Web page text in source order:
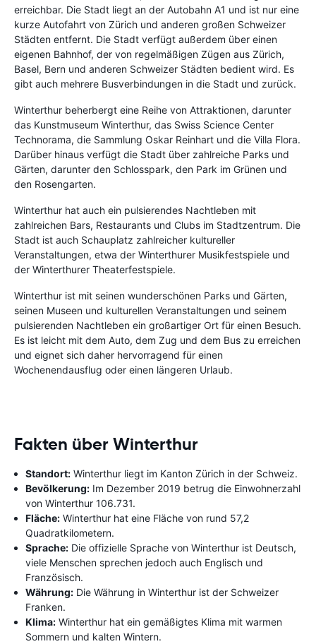
erreichbar. Die Stadt liegt an der Autobahn A1 und ist nur eine
kurze Autofahrt von Zürich und anderen großen Schweizer
Städten entfernt. Die Stadt verfügt außerdem über einen
eigenen Bahnhof, der von regelmäßigen Zügen aus Zürich,
Basel, Bern und anderen Schweizer Städten bedient wird. Es
gibt auch mehrere Busverbindungen in die Stadt und zurück.
Winterthur beherbergt eine Reihe von Attraktionen, darunter
das Kunstmuseum Winterthur, das Swiss Science Center
Technorama, die Sammlung Oskar Reinhart und die Villa Flora.
Darüber hinaus verfügt die Stadt über zahlreiche Parks und
Gärten, darunter den Schlosspark, den Park im Grünen und
den Rosengarten.
Winterthur hat auch ein pulsierendes Nachtleben mit
zahlreichen Bars, Restaurants und Clubs im Stadtzentrum. Die
Stadt ist auch Schauplatz zahlreicher kultureller
Veranstaltungen, etwa der Winterthurer Musikfestspiele und
der Winterthurer Theaterfestspiele.
Winterthur ist mit seinen wunderschönen Parks und Gärten,
seinen Museen und kulturellen Veranstaltungen und seinem
pulsierenden Nachtleben ein großartiger Ort für einen Besuch.
Es ist leicht mit dem Auto, dem Zug und dem Bus zu erreichen
und eignet sich daher hervorragend für einen
Wochenendausflug oder einen längeren Urlaub.
Fakten über Winterthur
Standort: Winterthur liegt im Kanton Zürich in der Schweiz.
Bevölkerung: Im Dezember 2019 betrug die Einwohnerzahl
von Winterthur 106.731.
Fläche: Winterthur hat eine Fläche von rund 57,2
Quadratkilometern.
Sprache: Die offizielle Sprache von Winterthur ist Deutsch,
viele Menschen sprechen jedoch auch Englisch und
Französisch.
Währung: Die Währung in Winterthur ist der Schweizer
Franken.
Klima: Winterthur hat ein gemäßigtes Klima mit warmen
Sommern und kalten Wintern.